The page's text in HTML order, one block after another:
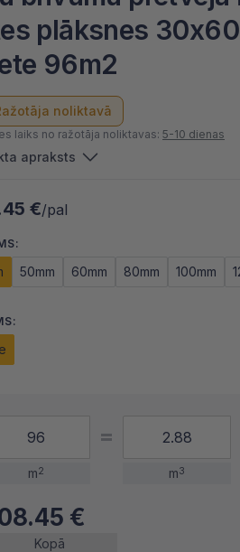
plāksnes
96m2
noliktavā
laiks no ražotāja noliktavas: 5-10 dienas
apraksts
€/pal
50mm 60mm 80mm 100mm
m2 m3
€
Kopā